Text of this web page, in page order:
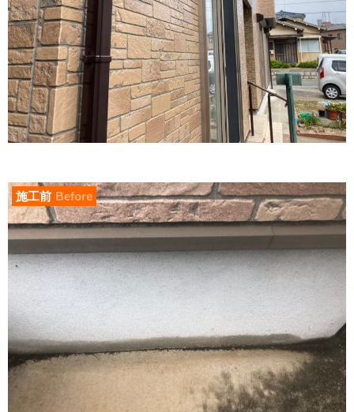
施工前 Before